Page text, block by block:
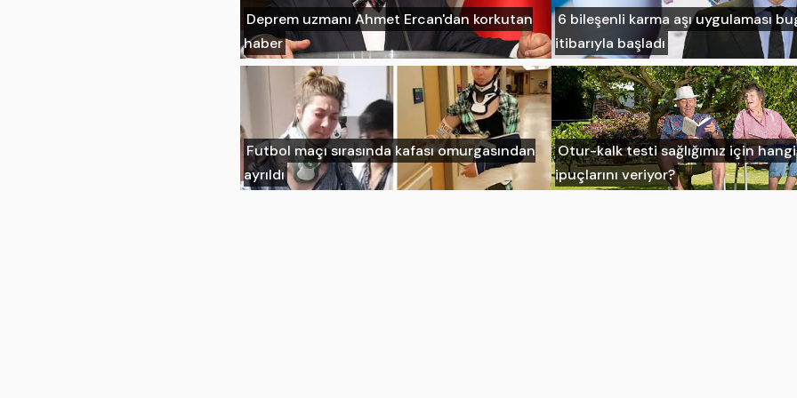
Deprem uzmanı Ahmet Ercan'dan korkutan
haber
6 bileşenli karma aşı uygulaması
itibarıyla başladı
Futbol maçı sırasında kafası omurgasından
ayrıldı
Otur-kalk testi sağlığımız için hangi
ipuçlarını veriyor?